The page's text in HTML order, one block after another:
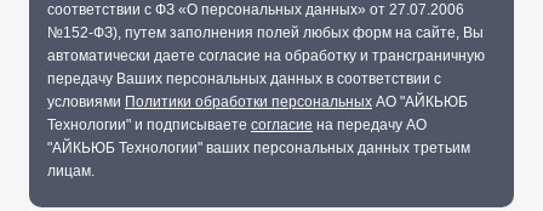
соответствии с ФЗ «О персональных данных» от 27.07.2006
№152-ФЗ), путем заполнения полей любых форм на сайте, Вы
автоматически даете согласие на обработку и трансграничную
передачу Ваших персональных данных в соответствии с
условиями Политики обработки персональных АО "АЙКЬЮБ
Технологии" и подписываете согласие на передачу АО
"АЙКЬЮБ Технологии" ваших персональных данных третьим
лицам.